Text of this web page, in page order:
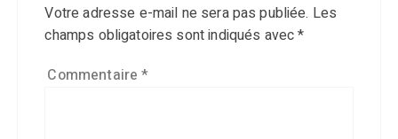
Votre adresse e-mail ne sera pas publiée. Les
champs obligatoires sont indiqués avec*
Commentaire*